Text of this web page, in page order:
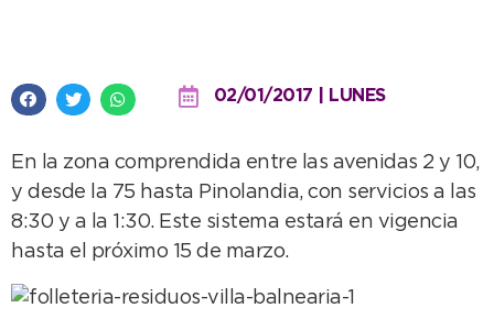
02/01/2017 | LUNES
En la zona comprendida entre las avenidas 2 y 10,
y desde la 75 hasta Pinolandia, con servicios a las
8:30 y a la 1:30. Este sistema estará en vigencia
hasta el próximo 15 de marzo.